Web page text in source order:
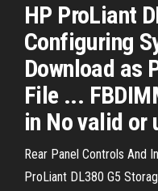
HP ProLiant
Configuring
Download as
File ...
in No valid or
Rear Panel Controls And
ProLiant DL380 G5